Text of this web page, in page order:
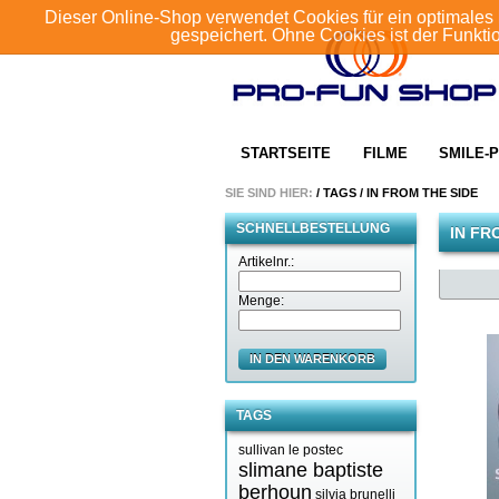
Dieser Online-Shop verwendet Cookies für ein
gespeichert. Ohne Cookies ist der
STARTSEITE FILME SMILE-
SIE SIND HIER: / TAGS / IN FROM THE SIDE
SCHNELLBESTELLUNG
Artikelnr.:
Menge:
IN DEN WARENKORB
TAGS
sullivan le postec
slimane baptiste
berhoun silvia brunelli
IN